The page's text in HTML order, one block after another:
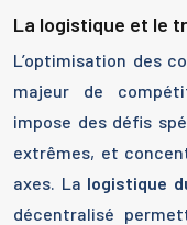
La logistique et le
L’optimisation des
majeur de
impose des défis
extrêmes, et
axes. La logistique
décentralisé